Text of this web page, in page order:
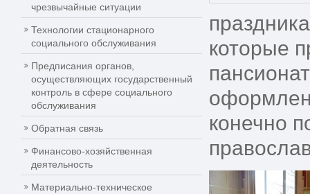
чрезвычайные ситуации
Технологии стационарного
социального обслуживания
Предписания органов,
осуществляющих государственный
контроль в сфере социального
обслуживания
Обратная связь
Финансово-хозяйственная
деятельность
Материально-техническое
которые
конечно